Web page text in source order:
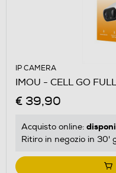
IP CAMERA
IMOU - CELL GO
€ 39,90
Acquisto online:
Ritiro in negozio in 30'